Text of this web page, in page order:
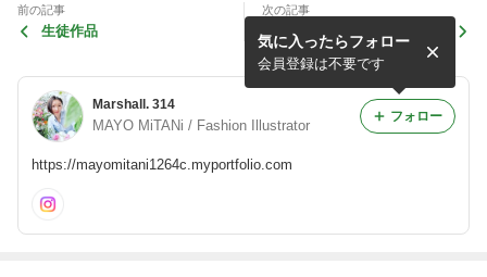
前の記事
生徒作品
次の記事
Marshall. 314
MAYO MiTANi / Fashion Illustrator
https://mayomitani1264c.myportfolio.com
気に入ったらフォロー
会員登録は不要です
フォロー